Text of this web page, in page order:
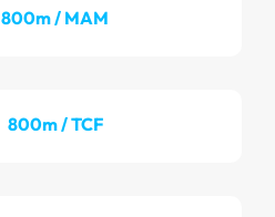
800m / MAM
800m / TCF